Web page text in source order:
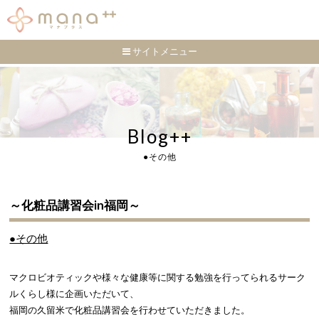
サイトメニュー
Blog++
●その他
～化粧品講習会in福岡～
●その他
マクロビオティックや様々な健康等に関する勉強を行ってられるサーク
ルくらし様に企画いただいて、
福岡の久留米で化粧品講習会を行わせていただきました。